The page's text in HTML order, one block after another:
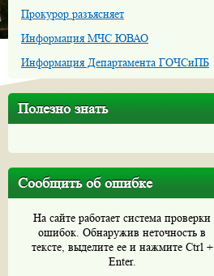
Прокурор разъясняет
Информация МЧС ЮВАО
Информация Департамента ГОЧСиПБ
Полезно знать
Сообщить об ошибке
На сайте работает система проверки
ошибок. Обнаружив неточность в
тексте, выделите ее и нажмите Ctrl +
Enter.